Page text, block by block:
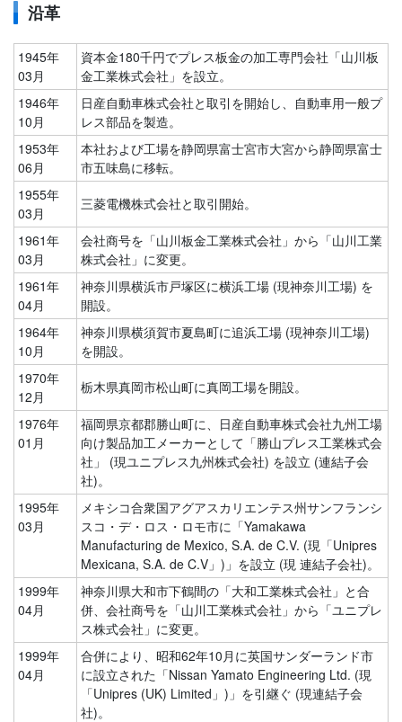
沿革
1945年
03月
資本金180千円でプレス板金の加工専門会社「山川板
金工業株式会社」を設立。
1946年
10月
日産自動車株式会社と取引を開始し、自動車用一般プ
レス部品を製造。
1953年
06月
本社および工場を静岡県富士宮市大宮から静岡県富士
市五味島に移転。
1955年
03月
三菱電機株式会社と取引開始。
1961年
03月
会社商号を「山川板金工業株式会社」から「山川工業
株式会社」に変更。
1961年
04月
神奈川県横浜市戸塚区に横浜工場 (現神奈川工場) を
開設。
1964年
10月
神奈川県横須賀市夏島町に追浜工場 (現神奈川工場)
を開設。
1970年
12月
栃木県真岡市松山町に真岡工場を開設。
1976年
01月
福岡県京都郡勝山町に、日産自動車株式会社九州工場
向け製品加工メーカーとして「勝山プレス工業株式会
社」 (現ユニプレス九州株式会社) を設立 (連結子会
社)。
1995年
03月
メキシコ合衆国アグアスカリエンテス州サンフランシ
スコ・デ・ロス・ロモ市に「Yamakawa
Manufacturing de Mexico, S.A. de C.V. (現「Unipres
Mexicana, S.A. de C.V」)」を設立 (現 連結子会社)。
1999年
04月
神奈川県大和市下鶴間の「大和工業株式会社」と合
併、会社商号を「山川工業株式会社」から「ユニプレ
ス株式会社」に変更。
1999年
04月
合併により、昭和62年10月に英国サンダーランド市
に設立された「Nissan Yamato Engineering Ltd. (現
「Unipres (UK) Limited」)」を引継ぐ (現連結子会
社)。